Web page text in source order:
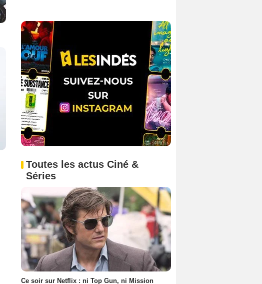
Toutes les actus Ciné &
Séries
Ce soir sur Netflix : ni Top Gun, ni Mission